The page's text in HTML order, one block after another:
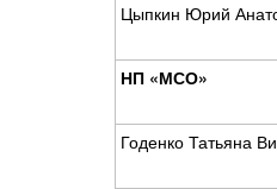
Цыпкин Юрий
НП «МСО»
Годенко Татьяна